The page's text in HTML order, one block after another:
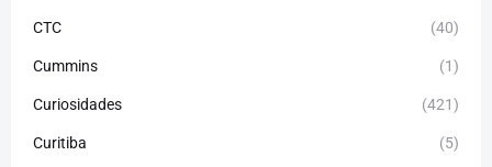
CTC (40)
Cummins (1)
Curiosidades (421)
Curitiba (5)